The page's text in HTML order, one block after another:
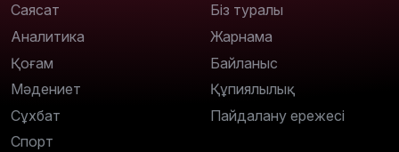
Саясат
Аналитика
Қоғам
Мәдениет
Сұхбат
Спорт
Біз туралы
Жарнама
Байланыс
Құпиялылық
Пайдалану ережесі